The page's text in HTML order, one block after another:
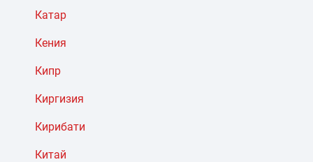
Катар
Кения
Кипр
Киргизия
Кирибати
Китай